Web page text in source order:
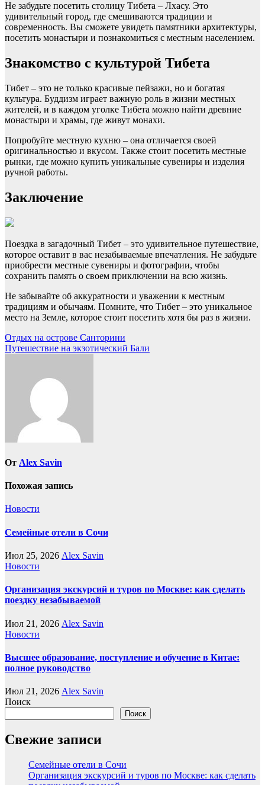
Не забудьте посетить столицу Тибета – Лхасу. Это
удивительный город, где смешиваются традиции и
современность. Вы сможете увидеть памятники архитектуры,
посетить монастыри и познакомиться с местным населением.
Знакомство с культурой Тибета
Тибет – это не только красивые пейзажи, но и богатая
культура. Буддизм играет важную роль в жизни местных
жителей, и в каждом уголке Тибета можно найти древние
монастыри и храмы, где живут монахи.
Попробуйте местную кухню – она отличается своей
оригинальностью и вкусом. Также стоит посетить местные
рынки, где можно купить уникальные сувениры и изделия
ручной работы.
Заключение
Поездка в загадочный Тибет – это удивительное путешествие,
которое оставит в вас незабываемые впечатления. Не забудьте
приобрести местные сувениры и фотографии, чтобы
сохранить память о своем приключении на всю жизнь.
Не забывайте об аккуратности и уважении к местным
традициям и обычаям. Помните, что Тибет – это уникальное
место на Земле, которое стоит посетить хотя бы раз в жизни.
Навигация
по
Отдых на острове Санторини
Путешествие на экзотический Бали
От Alex Savin
Похожая запись
Новости
Семейные отели в Сочи
Июл 25, 2026 Alex Savin
Новости
Организация экскурсий и туров по Москве: как сделать
поездку незабываемой
Июл 21, 2026 Alex Savin
Новости
Высшее образование, поступление и обучение в Китае:
полное руководство
Июл 21, 2026 Alex Savin
Поиск
Поиск
Свежие записи
Семейные отели в Сочи
Организация экскурсий и туров по Москве: как сделать